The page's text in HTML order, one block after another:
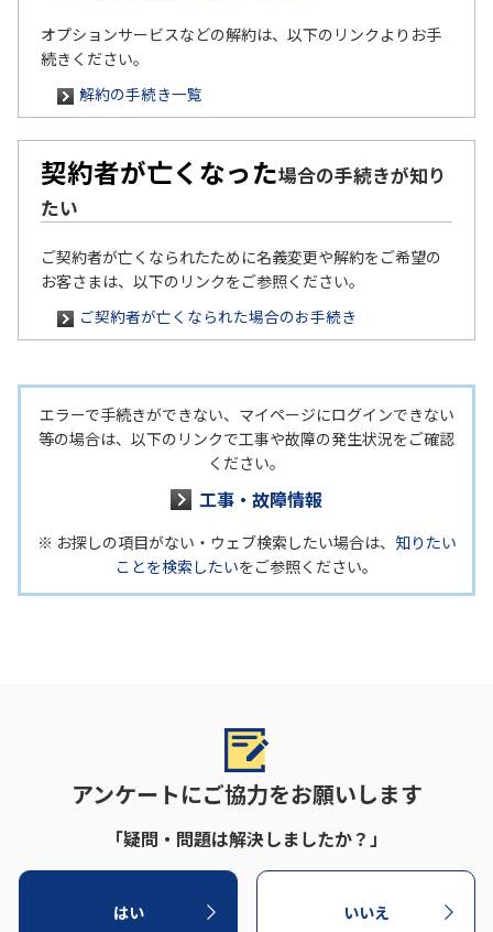
オプションサービスなどの解約は、以下のリンクよりお手
続きください。
解約の手続き一覧
契約者が亡くなった場合の手続きが知り
たい
ご契約者が亡くなられたために名義変更や解約をご希望の
お客さまは、以下のリンクをご参照ください。
ご契約者が亡くなられた場合のお手続き
エラーで手続きができない、マイページにログインできない
等の場合は、以下のリンクで工事や故障の発生状況をご確認
ください。
工事・故障情報
※ お探しの項目がない・ウェブ検索したい場合は、 知りたい
ことを検索したいをご参照ください。
アンケートにご協力をお願いします
「疑問・問題は解決しましたか？」
はい いいえ